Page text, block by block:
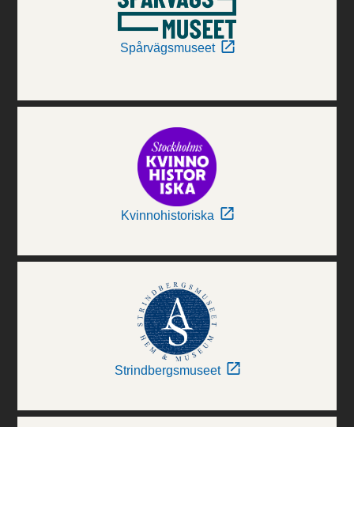
Spårvägsmuseet
Kvinnohistoriska
Strindbergsmuseet